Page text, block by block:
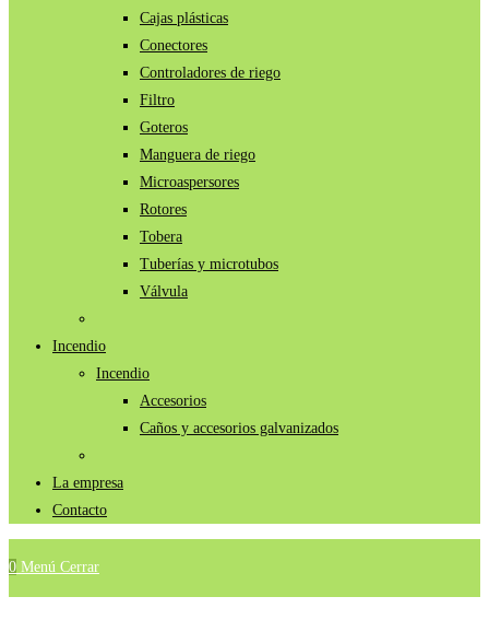
Cajas plásticas
Conectores
Controladores de riego
Filtro
Goteros
Manguera de riego
Microaspersores
Rotores
Tobera
Tuberías y microtubos
Válvula
Incendio
Incendio
Accesorios
Caños y accesorios galvanizados
La empresa
Contacto
0 Menú Cerrar